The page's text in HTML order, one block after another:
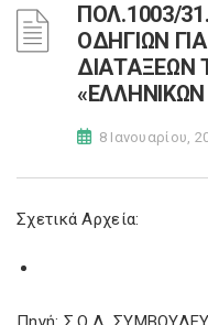
ΠΟΛ.1003/
ΟΔΗΓΙΩΝ
ΔΙΑΤΑΞΕΩΝ
8 Ιανουαρίου,
Σχετικά Αρχεία: